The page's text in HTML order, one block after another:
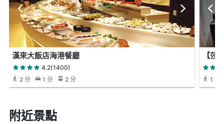
漢來大飯店海港餐廳
4.2(1400)
2 分
1 分 2 分
【
1 分
附近景點